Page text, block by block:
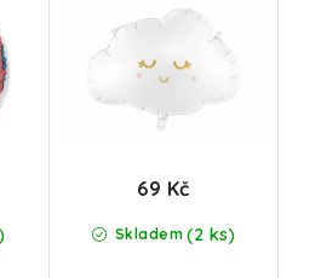
Skladem (2 ks)
69 Kč